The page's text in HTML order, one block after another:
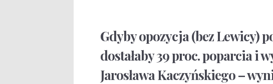
Gdyby opozycja (bez Lewicy)
dostałaby 39 proc. poparcia i
Jarosława Kaczyńskiego –